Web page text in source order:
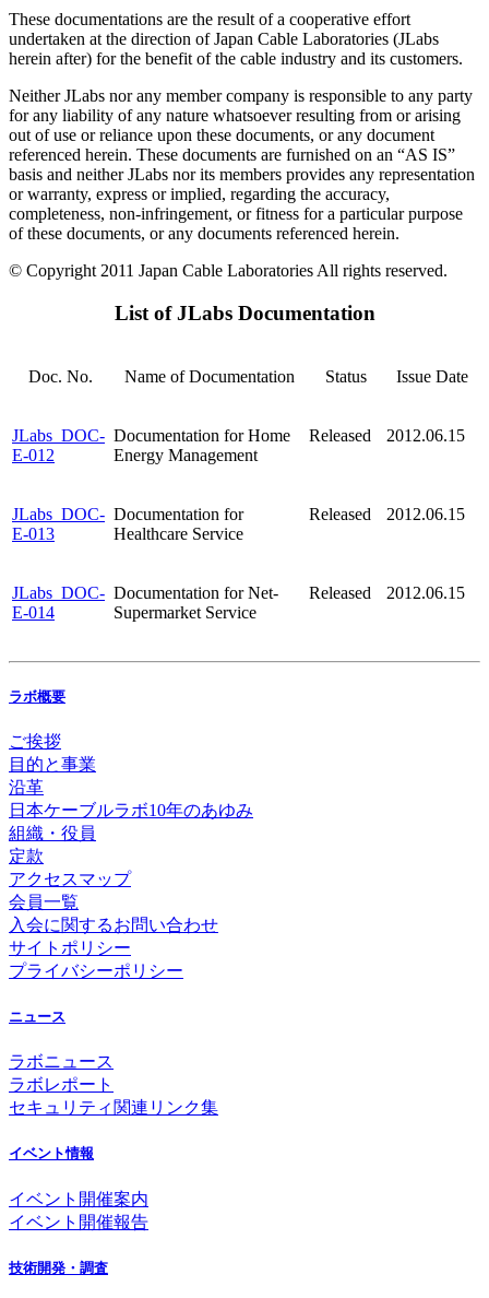
These documentations are the result of a cooperative effort
undertaken at the direction of Japan Cable Laboratories (JLabs
herein after) for the benefit of the cable industry and its customers.
Neither JLabs nor any member company is responsible to any party
for any liability of any nature whatsoever resulting from or arising
out of use or reliance upon these documents, or any document
referenced herein. These documents are furnished on an “AS IS”
basis and neither JLabs nor its members provides any representation
or warranty, express or implied, regarding the accuracy,
completeness, non-infringement, or fitness for a particular purpose
of these documents, or any documents referenced herein.
© Copyright 2011 Japan Cable Laboratories All rights reserved.
List of JLabs Documentation
Doc. No. Name of Documentation Status Issue Date
JLabs_DOC-
E-012
Documentation for Home
Energy Management
Released 2012.06.15
JLabs_DOC-
E-013
Documentation for
Healthcare Service
Released 2012.06.15
JLabs_DOC-
E-014
Documentation for Net-
Supermarket Service
Released 2012.06.15
ラボ概要
ご挨拶
目的と事業
沿革
日本ケーブルラボ10年のあゆみ
組織・役員
定款
アクセスマップ
会員一覧
入会に関するお問い合わせ
サイトポリシー
プライバシーポリシー
ニュース
ラボニュース
ラボレポート
セキュリティ関連リンク集
イベント情報
イベント開催案内
イベント開催報告
技術開発・調査